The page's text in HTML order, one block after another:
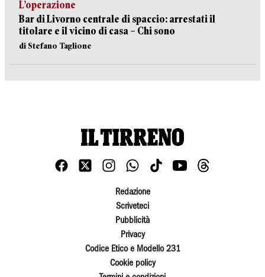
L’operazione
Bar di Livorno centrale di spaccio: arrestati il
titolare e il vicino di casa – Chi sono
di Stefano Taglione
Redazione
Scriveteci
Pubblicità
Privacy
Codice Etico e Modello 231
Cookie policy